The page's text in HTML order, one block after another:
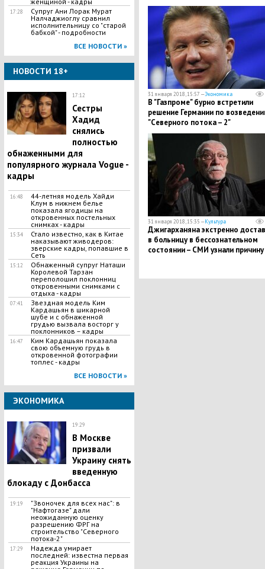
17:28
Супруг Ани Лорак Мурат
Налчаджиоглу сравнил
исполнительницу со "старой
бабкой" - подробности
ВСЕ НОВОСТИ »
НОВОСТИ 18+
17:12
Сестры
Хадид
снялись
полностью
обнаженными для
популярного журнала Vogue -
кадры
16:48
44-летняя модель Хайди
Клум в нижнем белье
показала ягодицы на
откровенных постельных
снимках - кадры
15:34
​Стало известно, как в Китае
наказывают живодеров:
зверские кадры, попавшие в
Сеть
15:12
Обнаженный супруг Наташи
Королевой Тарзан
переполошил поклонниц
откровенными снимками с
отдыха - кадры
07:41
​Звездная модель Ким
Кардашьян в шикарной
шубе и с обнаженной
грудью вызвала восторг у
поклонников – кадры
16:47
Ким Кардашьян показала
свою объемную грудь в
откровенной фотографии
топлес - кадры
ВСЕ НОВОСТИ »
ЭКОНОМИКА
19:29
В Москве
призвали
Украину снять
введенную
блокаду с Донбасса
19:19
"Звоночек для всех нас": в
"Нафтогазе" дали
неожиданную оценку
разрешению ФPГ на
строительство "Ceвepного
потока-2"
17:29
Надежда умирает
последней: известна первая
реакция Украины на
желала мне смерти".
31 января 2018, 15:57 —Экономика
В "Газпроме" бурно встретили
решение Германии по
"Северного потока – 2"
31 января 2018, 15:35 —Культура
Джигарханяна экстренно
в больницу в бессознательном
состоянии – СМИ узнали причину